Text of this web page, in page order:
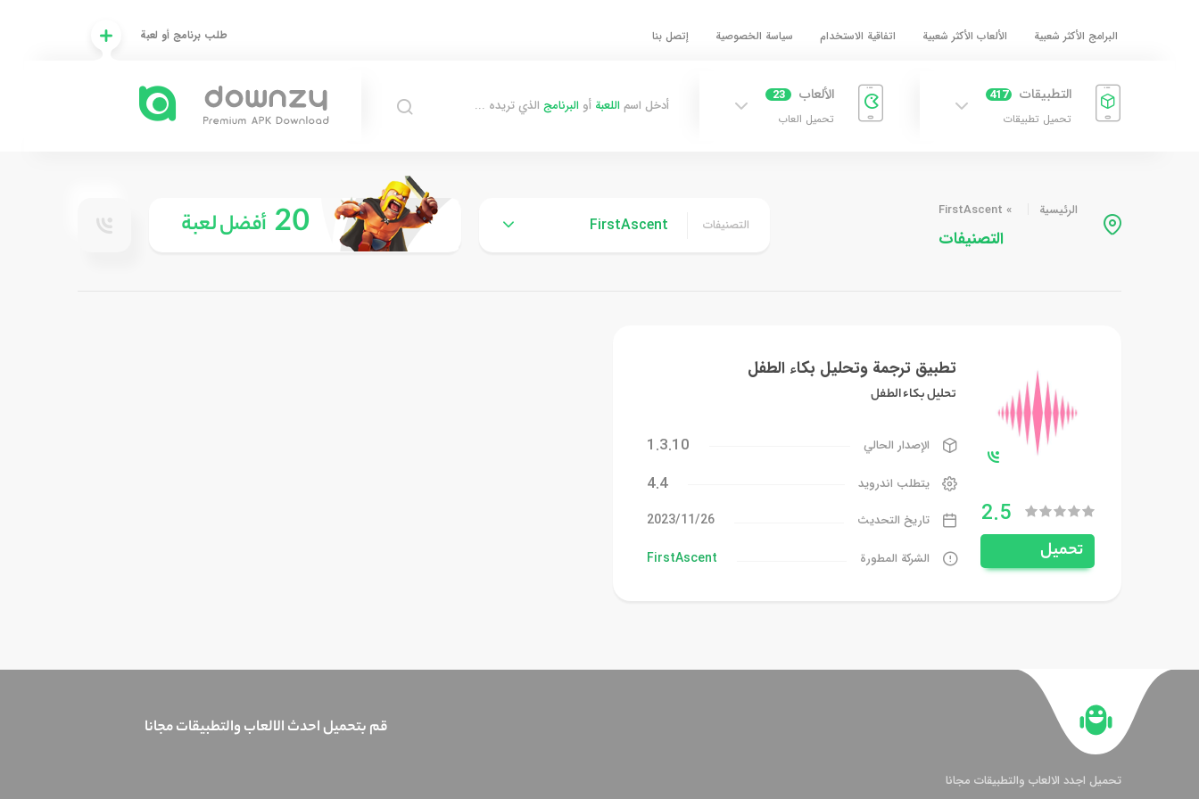
البرامج الأكثر شعبية الألعاب الأكثر شعبية اتفاقية الاستخدام سياسة الخصوصية إتصل بنا طلب برنامج أو لعبة
التطبيقات 417
تحميل تطبيقات
الألعاب 23
تحميل العاب
أدخل اسم اللعبة أو البرنامج الذي تريده ...
الرئيسية »
FirstAscent
التصنيفات
التصنيفات FirstAscent
20 أفضل لعبة
2.5
تحميل
تطبيق ترجمة وتحليل بكاء الطفل
تحليل بكاء الطفل
الإصدار الحالي 1.3.10
يتطلب اندرويد 4.4
تاريخ التحديث 26‏/11‏/2023
الشركة المطورة FirstAscent
قم بتحميل احدث الالعاب والتطبيقات مجانا
تحميل اجدد الالعاب والتطبيقات مجانا